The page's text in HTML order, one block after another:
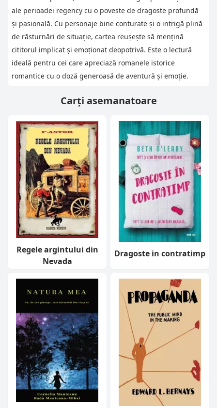
ale perioadei regency cu o poveste de dragoste profundă
și pasională. Cu personaje bine conturate și o intrigă plină
de răsturnări de situație, cartea reușește să mențină
cititorul implicat și emoționat deopotrivă. Este o lectură
ideală pentru cei care apreciază romanele istorice
romantice cu o doză generoasă de aventură și emoție.
Carți asemanatoare
Regele argintului din
Nevada
Dragoste in contratimp